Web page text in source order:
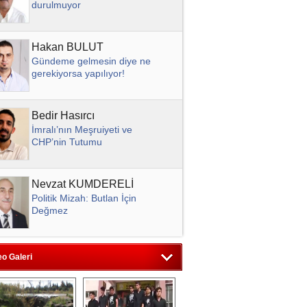
Kulübünden açıklama:
Elektrik borçları ödendi
7 Ağustos 2026 Cuma 15:28
Gönüllü Ulusaltı
Değerlendirme Raporu’nda İlk
Sırada Yer Aldı
Tarsus’ta Yol Onarım
Çalışmaları
5 Ağustos 2026 Çarşamba 12:56
Carettalar’da Hedef Yeniden
Gündeme gelmesin diye ne
gerekiyorsa yapılıyor!
İmralı’nın Meşruiyeti ve
CHP’nin Tutumu
Politik Mizah: Butlan İçin
Değmez
Meteorolojik bir inanış olarak
Eyyamı Bahur
Ahmet Akın
Galeri